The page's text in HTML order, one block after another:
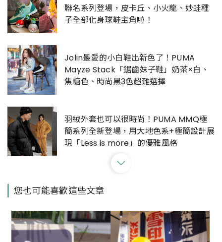
聯名系列登場，皮卡丘、小火龍、妙蛙種
子全部化身球鞋主角啦！
Jolin最愛的小白鞋出新色了！PUMA
Mayze Stack「鋸齒妹子鞋」奶茶×白、
焦糖色、時尚黑3色超難選擇
羽絨外套也可以很時尚！PUMA MMQ極
簡系列全新登場，用大地色系+極簡設計展
現「Less is more」的優雅風格
在最夯的顏色是這些：2023春夏大勢「奶
您也可能喜歡這些文章